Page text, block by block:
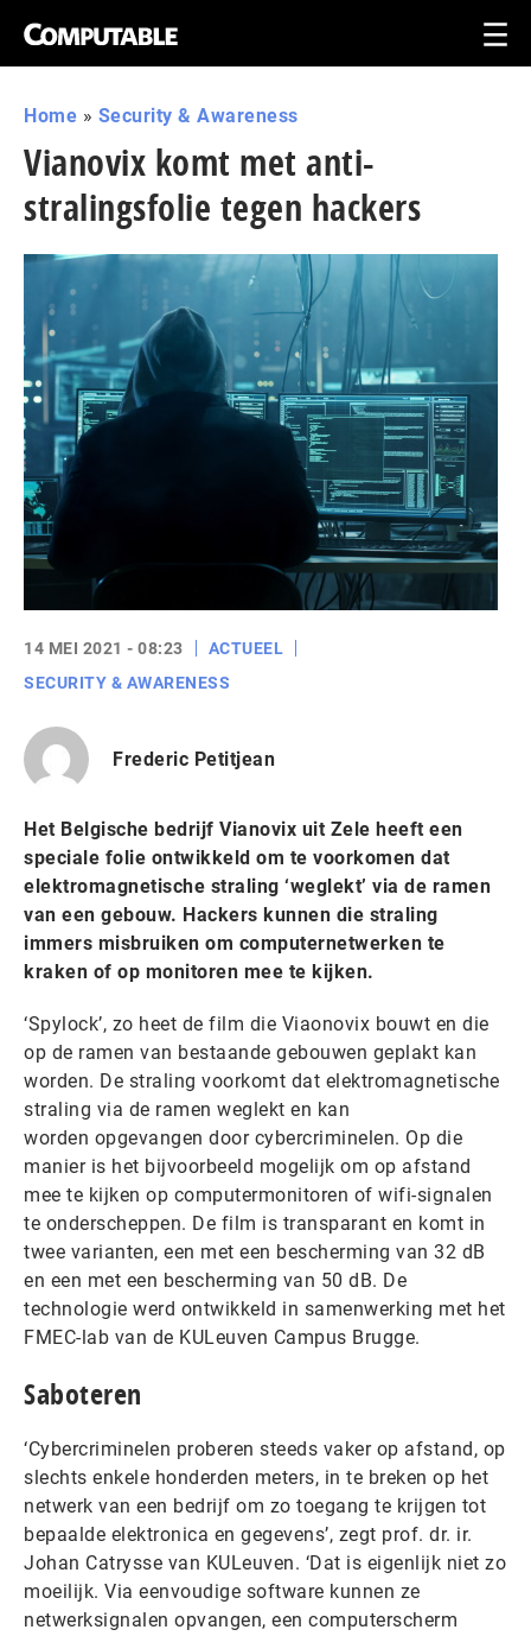
Home » Security & Awareness
Vianovix komt met anti-
stralingsfolie tegen hackers
14 MEI 2021 - 08:23
ACTUEEL
SECURITY & AWARENESS
Frederic Petitjean
Het Belgische bedrijf Vianovix uit Zele heeft een
speciale folie ontwikkeld om te voorkomen dat
elektromagnetische straling ‘weglekt’ via de ramen
van een gebouw. Hackers kunnen die straling
immers misbruiken om computernetwerken te
kraken of op monitoren mee te kijken.
‘Spylock’, zo heet de film die Viaonovix bouwt en die
op de ramen van bestaande gebouwen geplakt kan
worden. De straling voorkomt dat elektromagnetische
straling via de ramen weglekt en kan
worden opgevangen door cybercriminelen. Op die
manier is het bijvoorbeeld mogelijk om op afstand
mee te kijken op computermonitoren of wifi-signalen
te onderscheppen. De film is transparant en komt in
twee varianten, een met een bescherming van 32 dB
en een met een bescherming van 50 dB. De
technologie werd ontwikkeld in samenwerking met het
FMEC-lab van de KULeuven Campus Brugge.
Saboteren
‘Cybercriminelen proberen steeds vaker op afstand, op
slechts enkele honderden meters, in te breken op het
netwerk van een bedrijf om zo toegang te krijgen tot
bepaalde elektronica en gegevens’, zegt prof. dr. ir.
Johan Catrysse van KULeuven. ‘Dat is eigenlijk niet zo
moeilijk. Via eenvoudige software kunnen ze
netwerksignalen opvangen, een computerscherm